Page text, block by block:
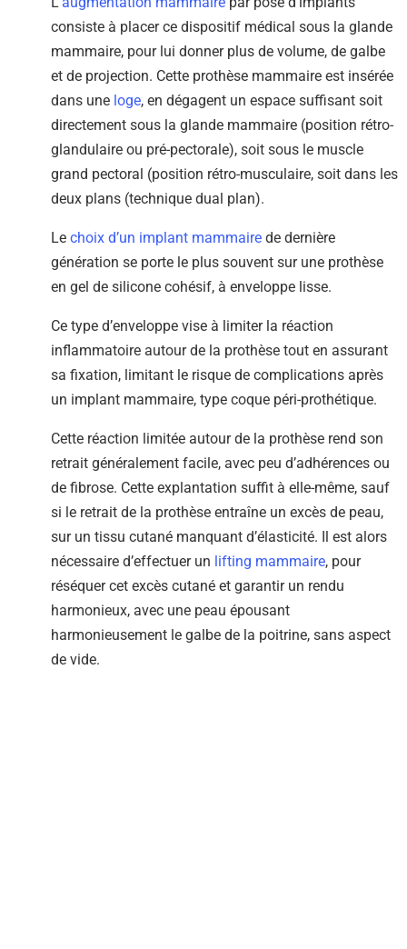
consiste à placer ce dispositif médical sous la glande
mammaire, pour lui donner plus de volume, de galbe
et de projection. Cette prothèse mammaire est insérée
dans une loge, en dégagent un espace suffisant soit
directement sous la glande mammaire (position rétro-
glandulaire ou pré-pectorale), soit sous le muscle
grand pectoral (position rétro-musculaire, soit dans les
deux plans (technique dual plan).
Le choix d’un implant mammairede dernière
génération se porte le plus souvent sur une prothèse
en gel de silicone cohésif, à enveloppe lisse.
Ce type d’enveloppe vise à limiter la réaction
inflammatoire autour de la prothèse tout en assurant
sa fixation, limitant le risque de complications après
un implant mammaire, type coque péri-prothétique.
Cette réaction limitée autour de la prothèse rend son
retrait généralement facile, avec peu d’adhérences ou
de fibrose. Cette explantation suffit à elle-même, sauf
si le retrait de la prothèse entraîne un excès de peau,
sur un tissu cutané manquant d’élasticité. Il est alors
nécessaire d’effectuer un lifting mammaire, pour
réséquer cet excès cutané et garantir un rendu
harmonieux, avec une peau épousant
harmonieusement le galbe de la poitrine, sans aspect
de vide.